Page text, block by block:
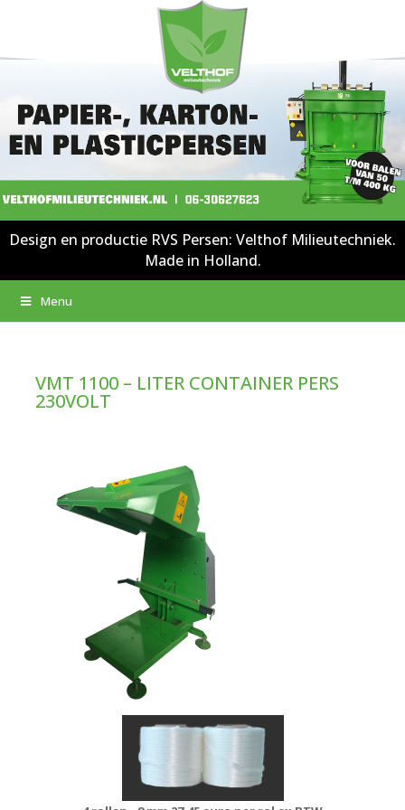
Design en productie RVS Persen: Velthof Milieutechniek.
Made in Holland.
Menu
VMT 1100 – LITER CONTAINER PERS
230VOLT